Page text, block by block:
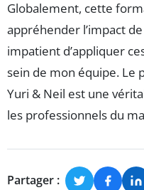
Globalement, cette
appréhender l’impact de
impatient d’appliquer
sein de mon équipe. Le
Yuri & Neil est une
les professionnels du
Partager :